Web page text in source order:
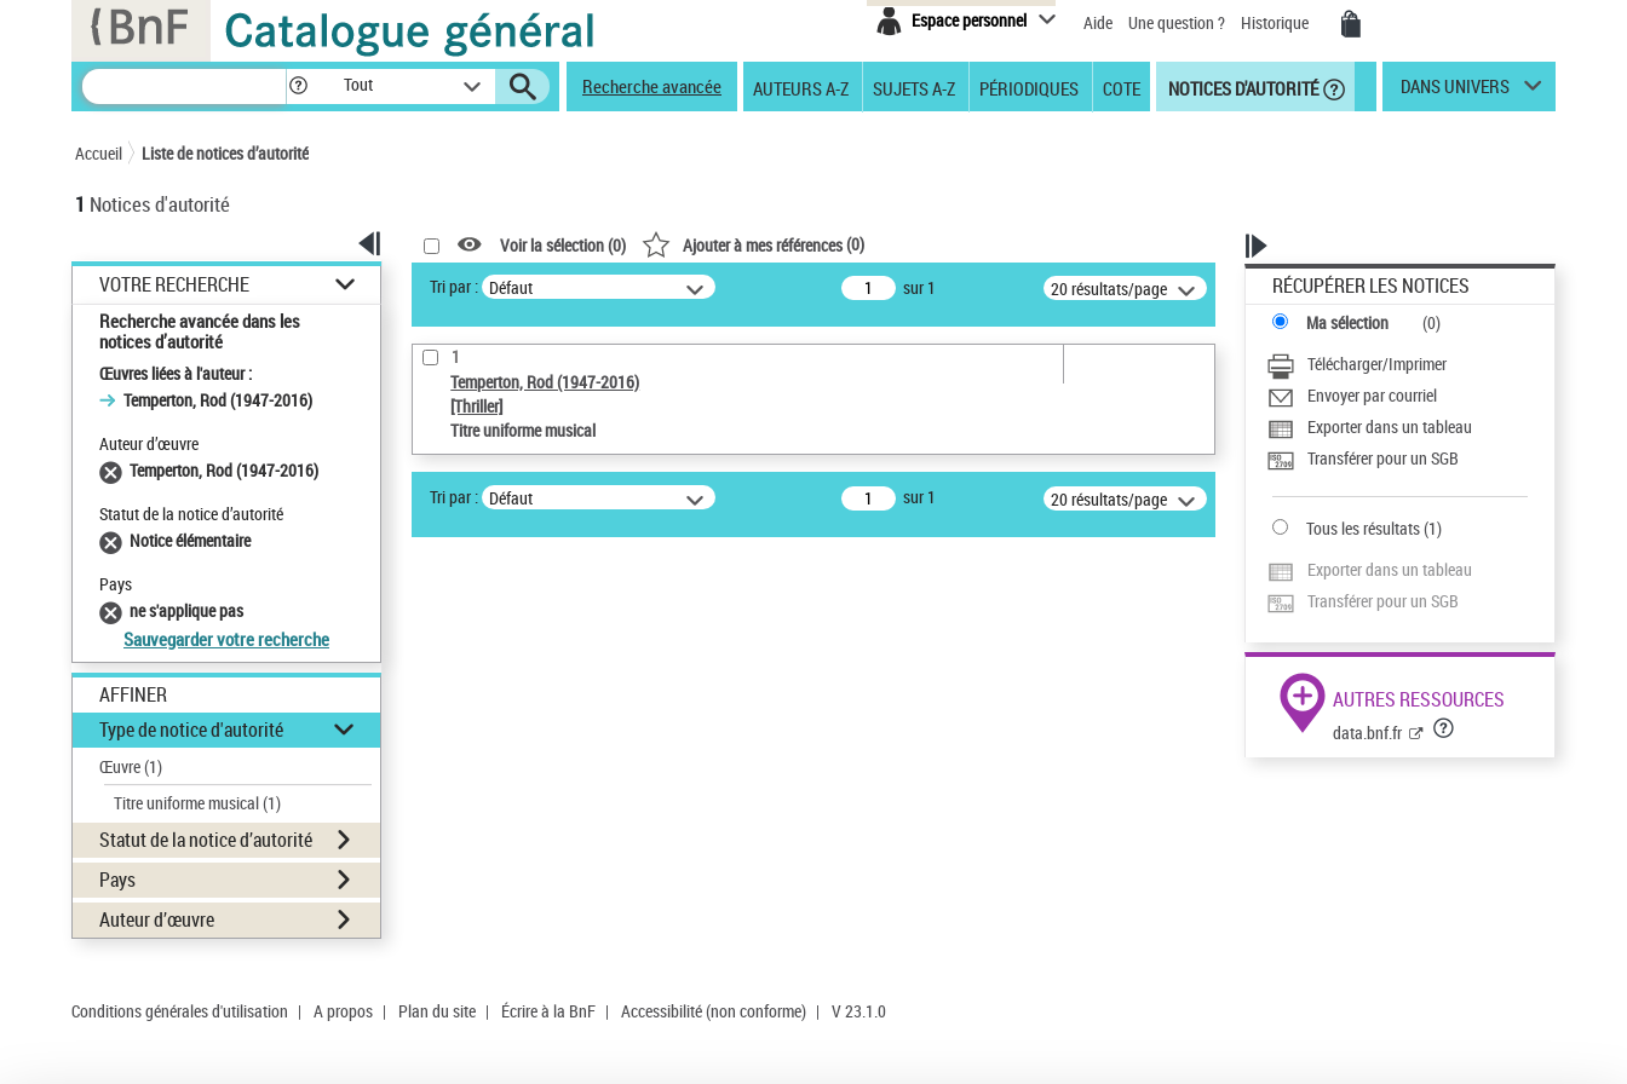
Espace personnel Aide Une question ? Historique
Tout Recherche avancée AUTEURS A-Z SUJETS A-Z PÉRIODIQUES COTE NOTICES D'AUTORITÉ DANS UNIVERS
Accueil Liste de notices d’autorité
1 Notices d'autorité
VOTRE RECHERCHE
Recherche avancée dans les
notices d’autorité
Œuvres liées à l'auteur :
Temperton, Rod (1947-2016)
Auteur d’œuvre
Temperton, Rod (1947-2016)
Statut de la notice d’autorité
Notice élémentaire
Pays
ne s'applique pas
Sauvegarder votre recherche
AFFINER
Type de notice d'autorité
Œuvre(1)
Titre uniforme musical(1)
Statut de la notice d’autorité
Pays
Auteur d’œuvre
Voir la sélection (0) Ajouter à mes références(0)
Tri par : Défaut sur 1 20 résultats/page
1
Temperton, Rod (1947-2016)
[Thriller]
Titre uniforme musical
Tri par : Défaut sur 1 20 résultats/page
RÉCUPÉRER LES NOTICES
Ma sélection (0)
Télécharger/Imprimer
Envoyer par courriel
Exporter dans un tableau
Transférer pour un SGB
Tous les résultats(1)
Exporter dans un tableau
Transférer pour un SGB
AUTRES RESSOURCES
data.bnf.fr
Conditions générales d'utilisation | A propos | Plan du site | Écrire à la BnF | Accessibilité (non conforme) | V 23.1.0
Panneau de gestion des cookies